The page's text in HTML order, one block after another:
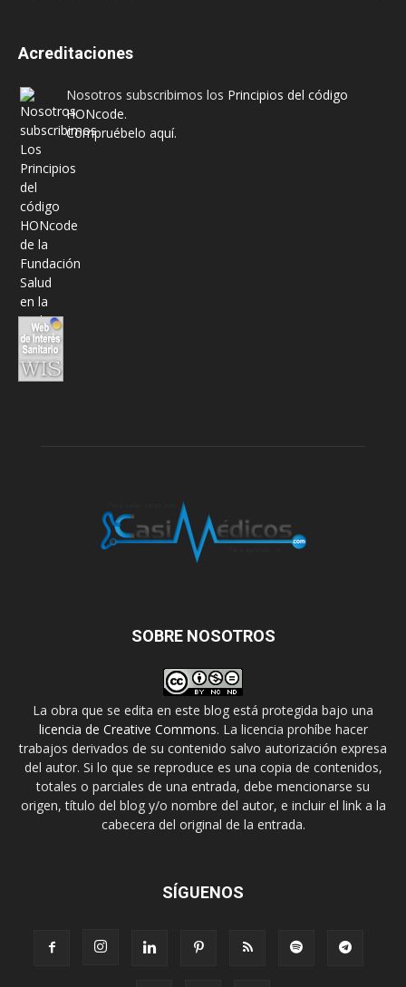
Acreditaciones
Nosotros subscribimos los Principios del código
HONcode.
Compruébelo aquí.
SOBRE NOSOTROS
La obra que se edita en este blog está protegida bajo una
licencia de Creative Commons. La licencia prohíbe hacer
trabajos derivados de su contenido salvo autorización expresa
del autor. Si lo que se reproduce es una copia de contenidos,
totales o parciales de una entrada, debe mencionarse su
origen, título del blog y/o nombre del autor, e incluir el link a la
cabecera del original de la entrada.
SÍGUENOS